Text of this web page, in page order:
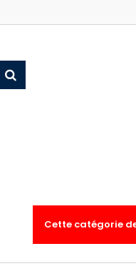
Cette catégorie